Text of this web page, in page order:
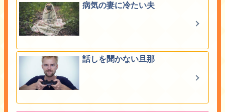
病気の妻に冷たい夫
話しを聞かない旦那